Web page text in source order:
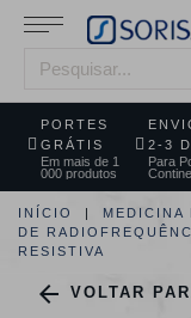
PORTES
GRÁTIS
Em mais de 1
000 produtos
2-3
Para
INÍCIO MEDICINA
DE
RESISTIVA
 VOLTAR